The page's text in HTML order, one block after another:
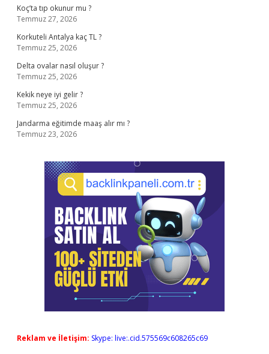
Koç’ta tıp okunur mu ?
Temmuz 27, 2026
Korkuteli Antalya kaç TL ?
Temmuz 25, 2026
Delta ovalar nasıl oluşur ?
Temmuz 25, 2026
Kekik neye iyi gelir ?
Temmuz 25, 2026
Jandarma eğitimde maaş alır mı ?
Temmuz 23, 2026
Reklam ve İletişim: Skype: live:.cid.575569c608265c69